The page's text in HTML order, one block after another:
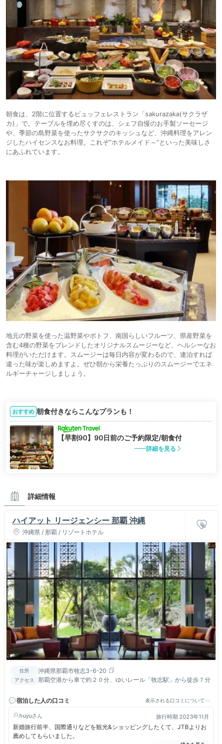
朝食は、2階に位置するビュッフェレストラン「sakurazaka(サクラザ
カ)」で。テーブルを埋め尽くすのは、シェフ自慢のお手製ソーセージ
や、季節の島野菜を使ったサクサクのキッシュなど、沖縄料理をアレン
ジしたハイセンスなお料理。これぞ“ホテルメイド～”といった美味しさ
にあふれています。
地元の野菜を使った温野菜やポトフ、南国らしいフルーツ、県産野菜を
含む4種の野菜をブレンドしたオリジナルスムージーなど、ヘルシーなお
料理がいただけます。スムージーは毎日内容が変わるので、連泊すれば
違った味が楽しめますよ。ぜひ朝から栄養たっぷりのスムージーでエネ
ルギーチャージしましょう。
おすすめ 朝食付きならこんなプランも！
【早割90】90日前のご予約限定/朝食付
詳細を見る
詳細情報
ハイアット リージェンシー 那覇 沖縄
沖縄県 / 那覇 / リゾートホテル
住所 沖縄県那覇市牧志3-6-20
アクセス 那覇空港から車で約２０分、ゆいレール「牧志駅」から徒歩７分
宿泊した人の口コミ 表示される口コミについて
huyu 旅行時期 2023年11月
新婚旅行前半、国際通りなどを観光&ショッピングしたくて、JTBよりお
薦めしてもらいました。